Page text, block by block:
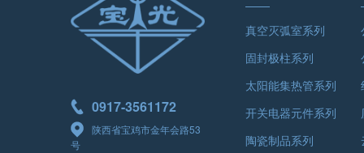
0917-3561172
陕西省宝鸡市金年会路53
号
真空灭弧室系列
固封极柱系列
太阳能集热管系列
开关电器元件系列
陶瓷制品系列